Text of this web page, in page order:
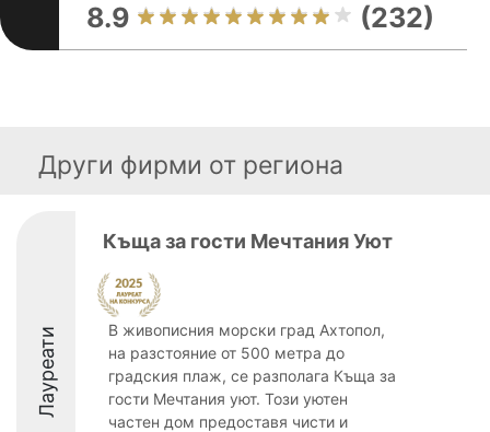
8.9 (232)
Други фирми от региона
Лауреати
Къща за гости Мечтания Уют
В живописния морски град Ахтопол,
на разстояние от 500 метра до
градския плаж, се разполага Къща за
гости Мечтания уют. Този уютен
частен дом предоставя чисти и